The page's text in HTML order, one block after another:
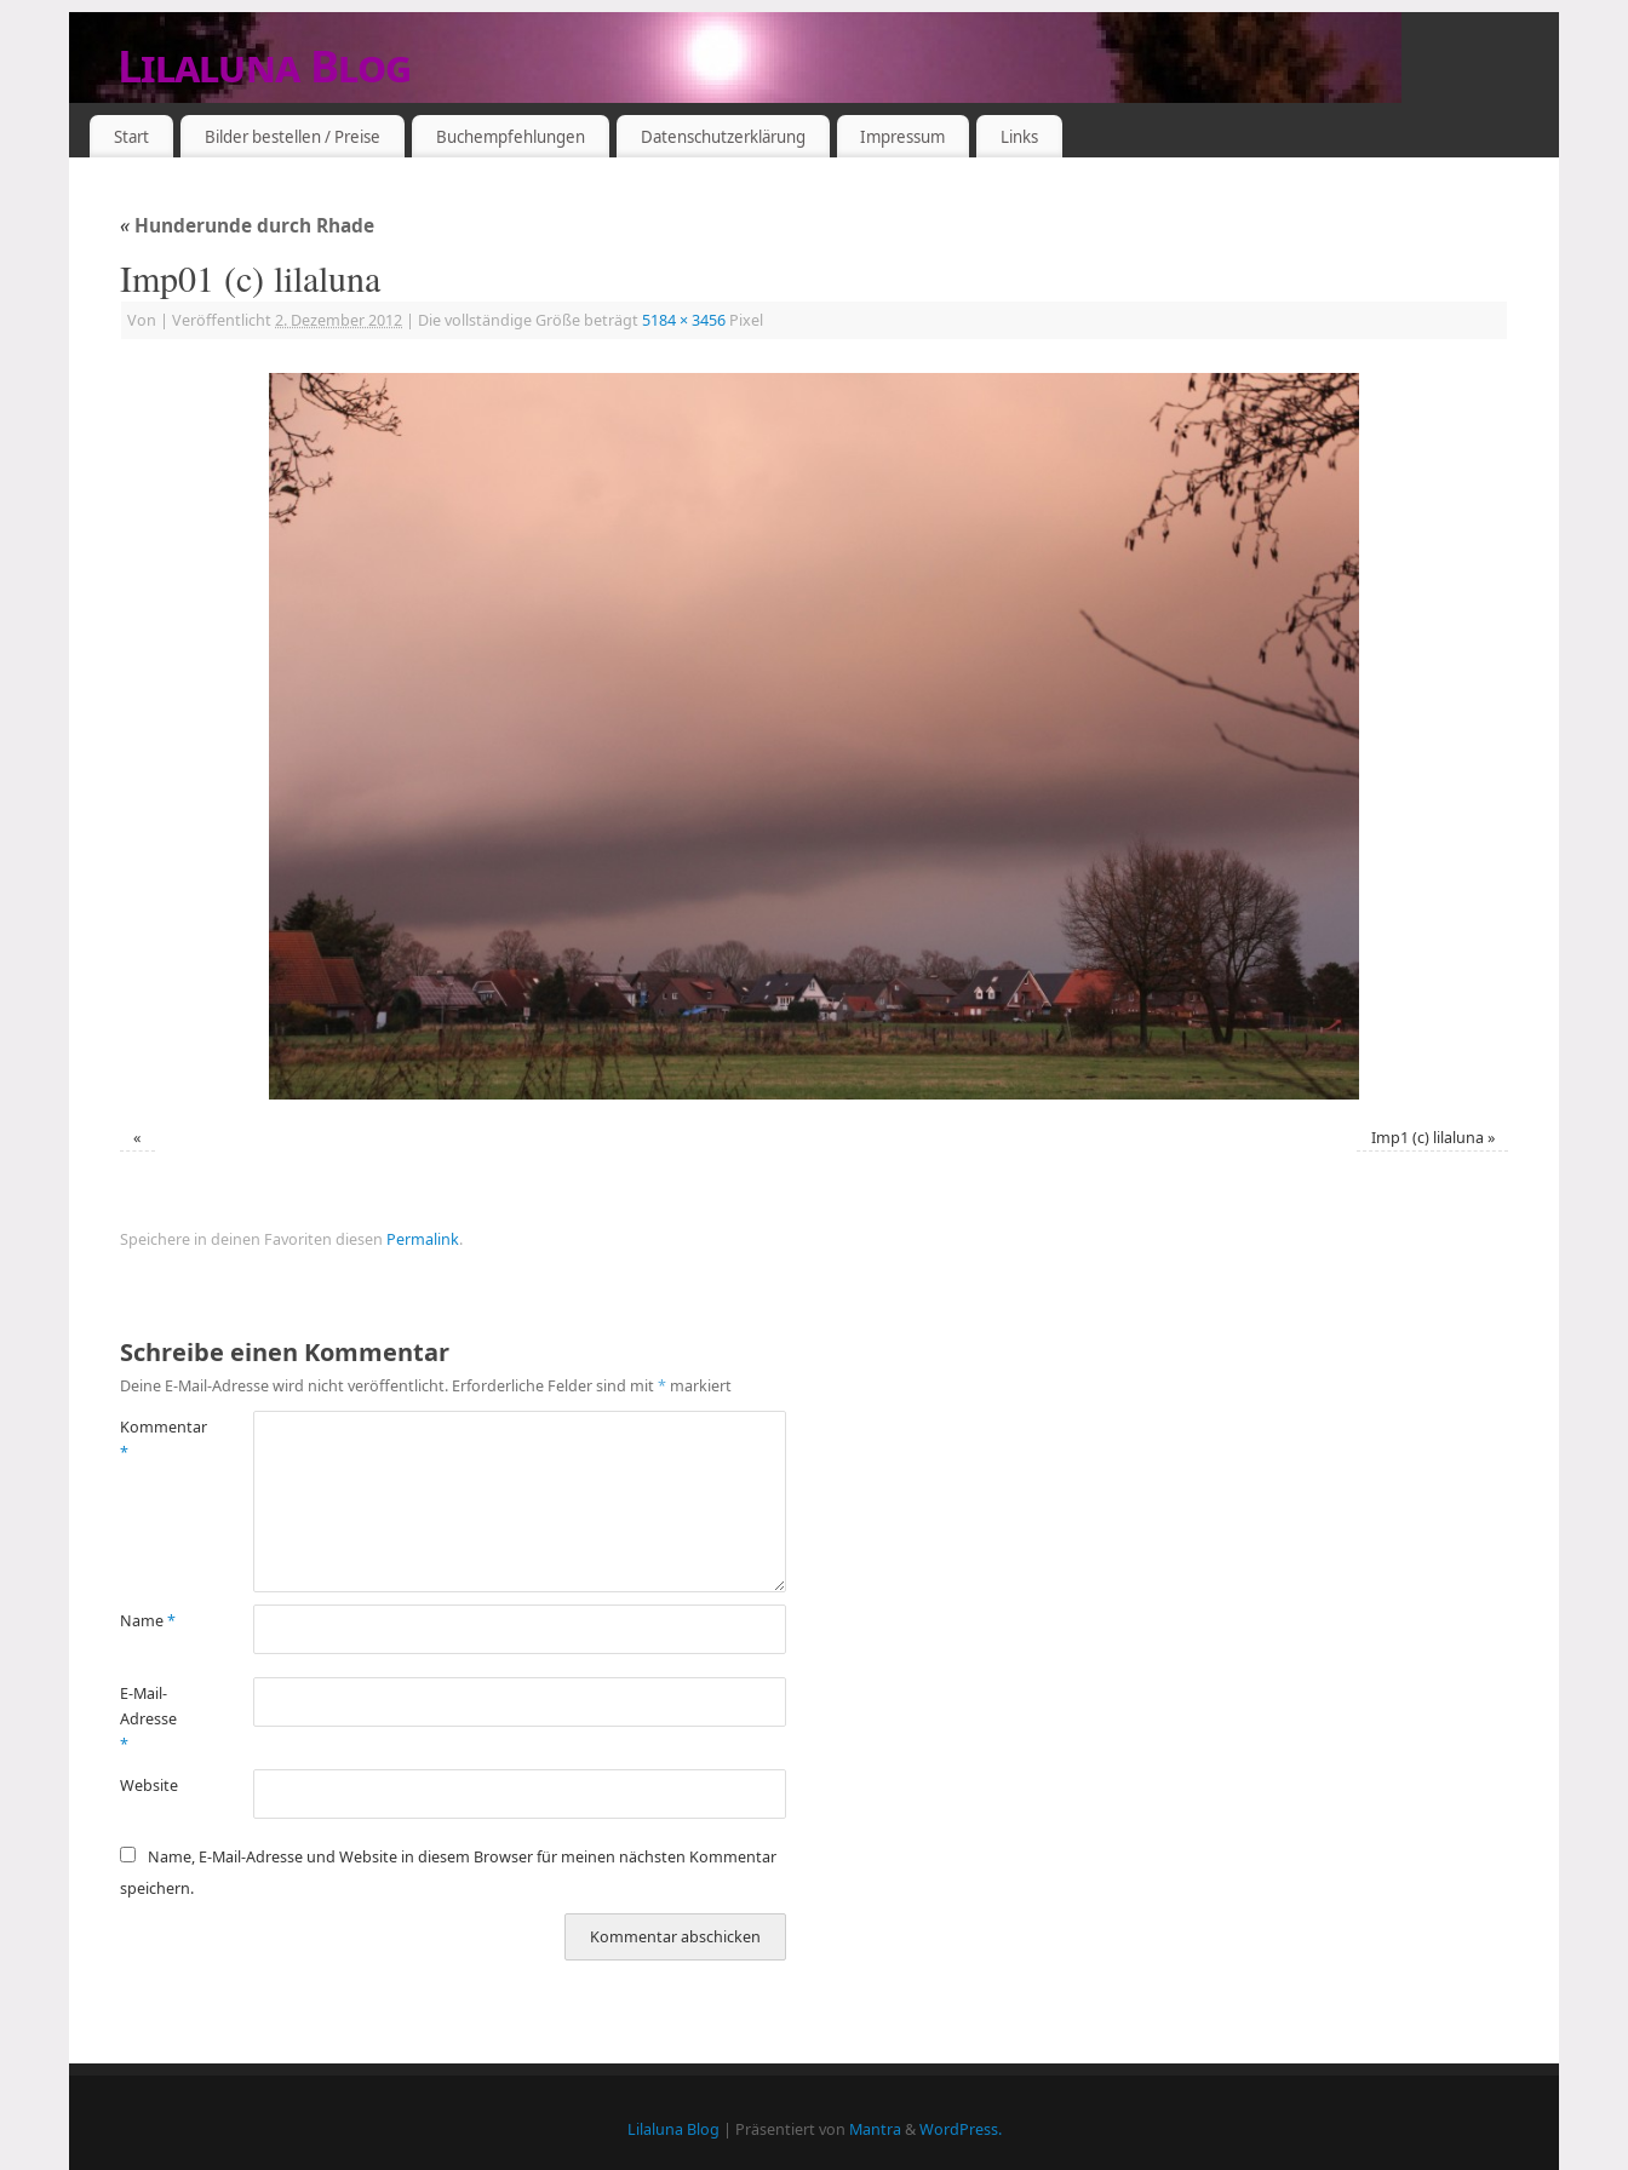
Lilaluna Blog
DAS JETZT IST SCHON VERGANGENHEIT
Start Bilder bestellen / Preise Buchempfehlungen Datenschutzerklärung Impressum Links
« Hunderunde durch Rhade
Imp01 (c) lilaluna
Von | Veröffentlicht 2. Dezember 2012 | Die vollständige Größe beträgt 5184 × 3456 Pixel
« Imp1 (c) lilaluna »
Speichere in deinen Favoriten diesen Permalink.
Schreibe einen Kommentar
Deine E-Mail-Adresse wird nicht veröffentlicht. Erforderliche Felder sind mit* markiert
Kommentar
*
Name*
E-Mail-
Adresse
*
Website
Name, E-Mail-Adresse und Website in diesem Browser für meinen nächsten Kommentar
speichern.
Lilaluna Blog | Präsentiert von Mantra &WordPress.